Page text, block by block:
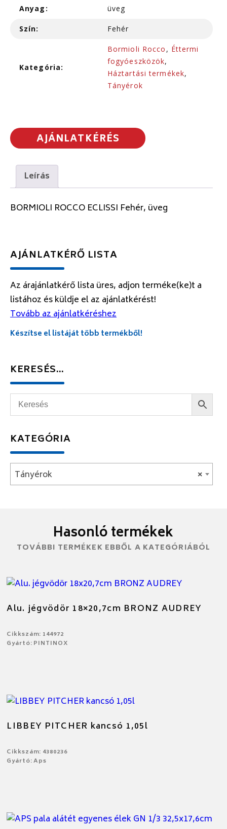
Anyag: üveg
Szín: Fehér
Kategória:
Bormioli Rocco , Éttermi
fogyóeszközök,
Háztartási termékek,
Tányérok
AJÁNLATKÉRÉS
Leírás
BORMIOLI ROCCO ECLISSI Fehér, üveg
AJÁNLATKÉRŐ LISTA
Az árajánlatkérő lista üres, adjon terméke(ke)t a
listához és küldje el az ajánlatkérést!
Tovább az ajánlatkéréshez
Készítse el listáját több termékből!
KERESÉS…
KATEGÓRIA
×
Tányérok
Hasonló termékek
TOVÁBBI TERMÉKEK EBBŐL A KATEGÓRIÁBÓL
Alu. jégvödör 18×20,7cm BRONZ AUDREY
Cikkszám: 144972
Gyártó: PINTINOX
LIBBEY PITCHER kancsó 1,05l
Cikkszám: 4380236
Gyártó: Aps